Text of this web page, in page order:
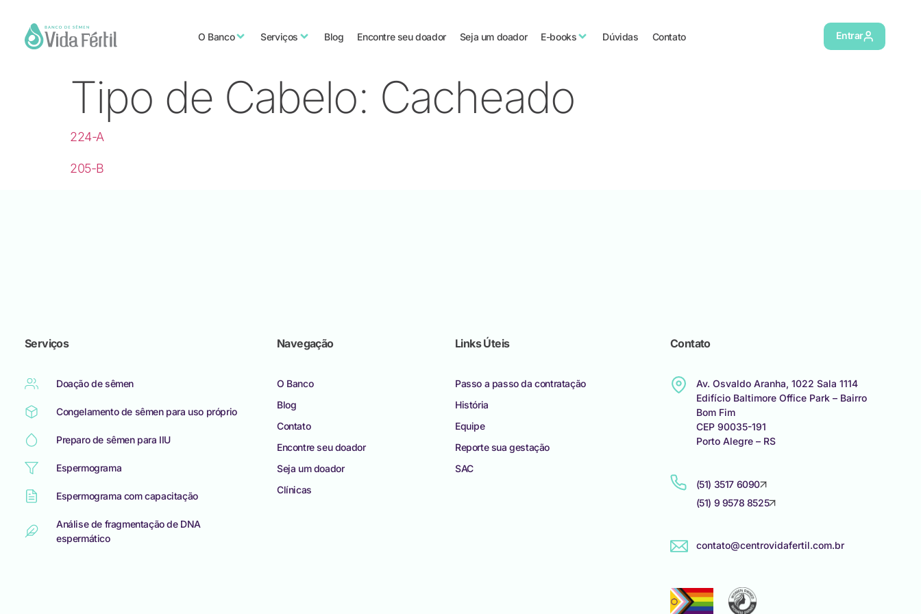
O Banco Serviços Blog Encontre seu doador Seja um doador E-books Dúvidas Contato Entrar
Tipo de Cabelo: Cacheado
224-A
205-B
Serviços
Doação de sêmen
Congelamento de sêmen para uso próprio
Preparo de sêmen para IIU
Espermograma
Espermograma com capacitação
Análise de fragmentação de DNA
espermático
Navegação
O Banco
Blog
Contato
Encontre seu doador
Seja um doador
Clínicas
Links Úteis
Passo a passo da contratação
História
Equipe
Reporte sua gestação
SAC
Contato
Av. Osvaldo Aranha, 1022 Sala 1114
Edifício Baltimore Office Park – Bairro
Bom Fim
CEP 90035-191
Porto Alegre – RS
(51) 3517 6090
(51) 9 9578 8525
contato@centrovidafertil.com.br